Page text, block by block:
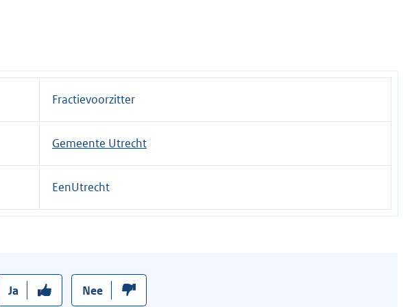
Fractievoorzitter
Gemeente Utrecht
EenUtrecht
Ja Nee